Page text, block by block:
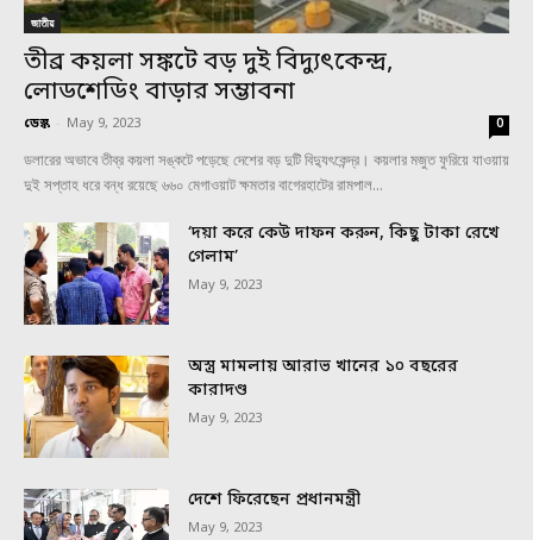
জাতীয়
তীব্র কয়লা সঙ্কটে বড় দুই বিদ্যুৎকেন্দ্র,
লোডশেডিং বাড়ার সম্ভাবনা
ডেস্ক - May 9, 2023 0
ডলারের অভাবে তীব্র কয়লা সঙ্কটে পড়েছে দেশের বড় দুটি বিদ্যুৎকেন্দ্র। কয়লার মজুত ফুরিয়ে যাওয়ায়
দুই সপ্তাহ ধরে বন্ধ রয়েছে ৬৬০ মেগাওয়াট ক্ষমতার বাগেরহাটের রামপাল...
‘দয়া করে কেউ দাফন করুন, কিছু টাকা রেখে
গেলাম’
May 9, 2023
অস্ত্র মামলায় আরাভ খানের ১০ বছরের
কারাদণ্ড
May 9, 2023
দেশে ফিরেছেন প্রধানমন্ত্রী
May 9, 2023